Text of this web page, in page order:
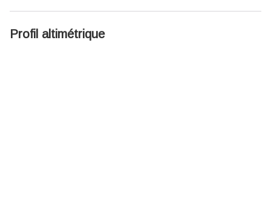
Profil altimétrique